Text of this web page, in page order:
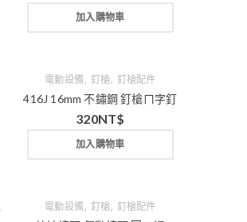
加入購物車
電動設備 釘槍 釘槍配件
416J 16mm 不鏽鋼 釘槍ㄇ字釘
320NT$
加入購物車
電動設備 釘槍 釘槍配件